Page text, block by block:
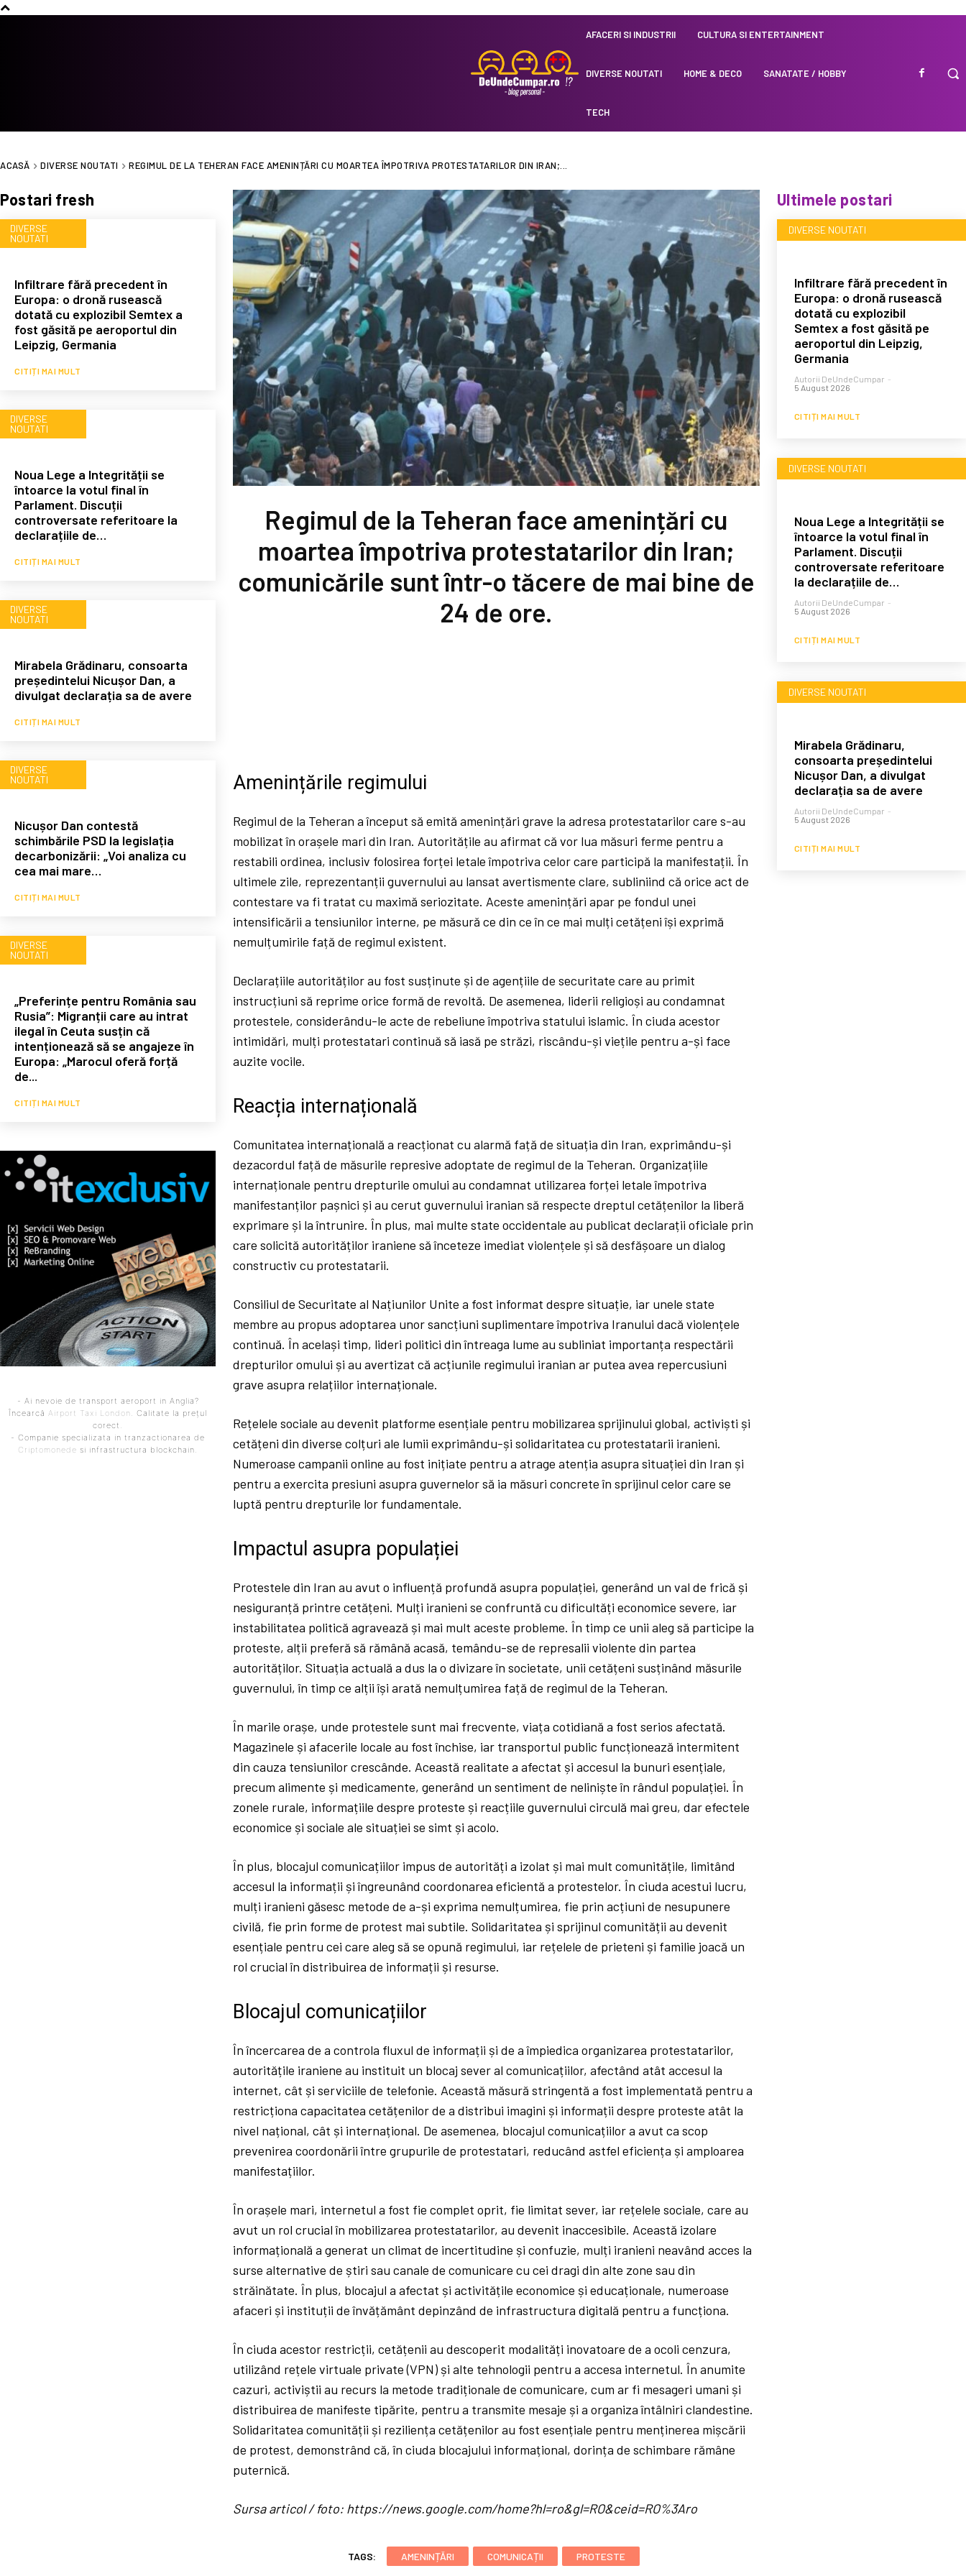
AFACERI SI INDUSTRII CULTURA SI ENTERTAINMENT
DIVERSE NOUTATI HOME & DECO SANATATE / HOBBY
TECH
ACASĂ DIVERSE NOUTATI REGIMUL DE LA TEHERAN FACE AMENINȚĂRI CU MOARTEA ÎMPOTRIVA PROTESTATARILOR DIN IRAN;...
Postari fresh
DIVERSE
NOUTATI
Infiltrare fără precedent în
Europa: o dronă rusească
dotată cu explozibil Semtex a
fost găsită pe aeroportul din
Leipzig, Germania
CITIȚI MAI MULT
DIVERSE
NOUTATI
Noua Lege a Integrității se
întoarce la votul final în
Parlament. Discuții
controversate referitoare la
declarațiile de…
CITIȚI MAI MULT
DIVERSE
NOUTATI
Mirabela Grădinaru, consoarta
președintelui Nicușor Dan, a
divulgat declarația sa de avere
CITIȚI MAI MULT
DIVERSE
NOUTATI
Nicușor Dan contestă
schimbările PSD la legislația
decarbonizării: „Voi analiza cu
cea mai mare…
CITIȚI MAI MULT
DIVERSE
NOUTATI
„Preferințe pentru România sau
Rusia”: Migranții care au intrat
ilegal în Ceuta susțin că
intenționează să se angajeze în
Europa: „Marocul oferă forță
de...
CITIȚI MAI MULT
- Ai nevoie de transport aeroport in Anglia?
ÎncearcăAirport Taxi London . Calitate la prețul
corect.
- Companie specializata in tranzactionarea de
Criptomonede si infrastructura blockchain.
Regimul de la Teheran face amenințări cu
moartea împotriva protestatarilor din Iran;
comunicările sunt într-o tăcere de mai bine de
24 de ore.
Amenințările regimului
Regimul de la Teheran a început să emită amenințări grave la adresa protestatarilor care s-au
mobilizat în orașele mari din Iran. Autoritățile au afirmat că vor lua măsuri ferme pentru a
restabili ordinea, inclusiv folosirea forței letale împotriva celor care participă la manifestații. În
ultimele zile, reprezentanții guvernului au lansat avertismente clare, subliniind că orice act de
contestare va fi tratat cu maximă seriozitate. Aceste amenințări apar pe fondul unei
intensificării a tensiunilor interne, pe măsură ce din ce în ce mai mulți cetățeni își exprimă
nemulțumirile față de regimul existent.
Declarațiile autorităților au fost susținute și de agențiile de securitate care au primit
instrucțiuni să reprime orice formă de revoltă. De asemenea, liderii religioși au condamnat
protestele, considerându-le acte de rebeliune împotriva statului islamic. În ciuda acestor
intimidări, mulți protestatari continuă să iasă pe străzi, riscându-și viețile pentru a-și face
auzite vocile.
Reacția internațională
Comunitatea internațională a reacționat cu alarmă față de situația din Iran, exprimându-și
dezacordul față de măsurile represive adoptate de regimul de la Teheran. Organizațiile
internaționale pentru drepturile omului au condamnat utilizarea forței letale împotriva
manifestanților pașnici și au cerut guvernului iranian să respecte dreptul cetățenilor la liberă
exprimare și la întrunire. În plus, mai multe state occidentale au publicat declarații oficiale prin
care solicită autorităților iraniene să înceteze imediat violențele și să desfășoare un dialog
constructiv cu protestatarii.
Consiliul de Securitate al Națiunilor Unite a fost informat despre situație, iar unele state
membre au propus adoptarea unor sancțiuni suplimentare împotriva Iranului dacă violențele
continuă. În același timp, lideri politici din întreaga lume au subliniat importanța respectării
drepturilor omului și au avertizat că acțiunile regimului iranian ar putea avea repercusiuni
grave asupra relațiilor internaționale.
Rețelele sociale au devenit platforme esențiale pentru mobilizarea sprijinului global, activiști și
cetățeni din diverse colțuri ale lumii exprimându-și solidaritatea cu protestatarii iranieni.
Numeroase campanii online au fost inițiate pentru a atrage atenția asupra situației din Iran și
pentru a exercita presiuni asupra guvernelor să ia măsuri concrete în sprijinul celor care se
luptă pentru drepturile lor fundamentale.
Impactul asupra populației
Protestele din Iran au avut o influență profundă asupra populației, generând un val de frică și
nesiguranță printre cetățeni. Mulți iranieni se confruntă cu dificultăți economice severe, iar
instabilitatea politică agravează și mai mult aceste probleme. În timp ce unii aleg să participe la
proteste, alții preferă să rămână acasă, temându-se de represalii violente din partea
autorităților. Situația actuală a dus la o divizare în societate, unii cetățeni susținând măsurile
guvernului, în timp ce alții își arată nemulțumirea față de regimul de la Teheran.
În marile orașe, unde protestele sunt mai frecvente, viața cotidiană a fost serios afectată.
Magazinele și afacerile locale au fost închise, iar transportul public funcționează intermitent
din cauza tensiunilor crescânde. Această realitate a afectat și accesul la bunuri esențiale,
precum alimente și medicamente, generând un sentiment de neliniște în rândul populației. În
zonele rurale, informațiile despre proteste și reacțiile guvernului circulă mai greu, dar efectele
economice și sociale ale situației se simt și acolo.
În plus, blocajul comunicațiilor impus de autorități a izolat și mai mult comunitățile, limitând
accesul la informații și îngreunând coordonarea eficientă a protestelor. În ciuda acestui lucru,
mulți iranieni găsesc metode de a-și exprima nemulțumirea, fie prin acțiuni de nesupunere
civilă, fie prin forme de protest mai subtile. Solidaritatea și sprijinul comunității au devenit
esențiale pentru cei care aleg să se opună regimului, iar rețelele de prieteni și familie joacă un
rol crucial în distribuirea de informații și resurse.
Blocajul comunicațiilor
În încercarea de a controla fluxul de informații și de a împiedica organizarea protestatarilor,
autoritățile iraniene au instituit un blocaj sever al comunicațiilor, afectând atât accesul la
internet, cât și serviciile de telefonie. Această măsură stringentă a fost implementată pentru a
restricționa capacitatea cetățenilor de a distribui imagini și informații despre proteste atât la
nivel național, cât și internațional. De asemenea, blocajul comunicațiilor a avut ca scop
prevenirea coordonării între grupurile de protestatari, reducând astfel eficiența și amploarea
manifestațiilor.
În orașele mari, internetul a fost fie complet oprit, fie limitat sever, iar rețelele sociale, care au
avut un rol crucial în mobilizarea protestatarilor, au devenit inaccesibile. Această izolare
informațională a generat un climat de incertitudine și confuzie, mulți iranieni neavând acces la
surse alternative de știri sau canale de comunicare cu cei dragi din alte zone sau din
străinătate. În plus, blocajul a afectat și activitățile economice și educaționale, numeroase
afaceri și instituții de învățământ depinzând de infrastructura digitală pentru a funcționa.
În ciuda acestor restricții, cetățenii au descoperit modalități inovatoare de a ocoli cenzura,
utilizând rețele virtuale private (VPN) și alte tehnologii pentru a accesa internetul. În anumite
cazuri, activiștii au recurs la metode tradiționale de comunicare, cum ar fi mesageri umani și
distribuirea de manifeste tipărite, pentru a transmite mesaje și a organiza întâlniri clandestine.
Solidaritatea comunității și reziliența cetățenilor au fost esențiale pentru menținerea mișcării
de protest, demonstrând că, în ciuda blocajului informațional, dorința de schimbare rămâne
puternică.
Sursa articol / foto: https://news.google.com/home?hl=ro&gl=RO&ceid=RO%3Aro
TAGS: AMENINȚĂRI COMUNICAȚII PROTESTE
Ultimele postari
DIVERSE NOUTATI
Infiltrare fără precedent în
Europa: o dronă rusească
dotată cu explozibil
Semtex a fost găsită pe
aeroportul din Leipzig,
Germania
Autorii DeUndeCumpar -
5 August 2026
CITIȚI MAI MULT
DIVERSE NOUTATI
Noua Lege a Integrității se
întoarce la votul final în
Parlament. Discuții
controversate referitoare
la declarațiile de…
Autorii DeUndeCumpar -
5 August 2026
CITIȚI MAI MULT
DIVERSE NOUTATI
Mirabela Grădinaru,
consoarta președintelui
Nicușor Dan, a divulgat
declarația sa de avere
Autorii DeUndeCumpar -
5 August 2026
CITIȚI MAI MULT